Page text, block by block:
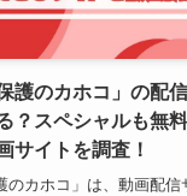
護のカホコ」の配
？スペシャルも無
サイトを調査！
のカホコ」は、動画配信